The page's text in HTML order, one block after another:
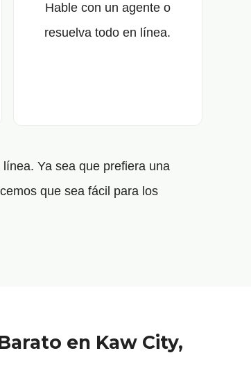
Hable con un agente o
resuelva todo en línea.
Ya sea que prefiera una
que sea fácil para los
en Kaw City,